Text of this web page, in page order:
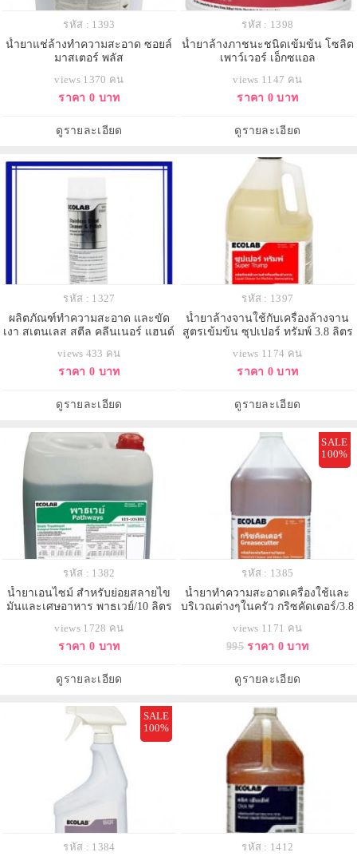
รหัส : 1393
น้ำยาแช่ล้างทำความสะอาด ซอยล์
มาสเตอร์ พลัส
views 1370 คน
ราคา 0 บาท
ดูรายละเอียด
รหัส : 1398
น้ำยาล้างภาชนะชนิดเข้มข้น โซลิต
เพาว์เวอร์ เอ็กซแอล
views 1147 คน
ราคา 0 บาท
ดูรายละเอียด
รหัส : 1327
ผลิตภัณฑ์ทำความสะอาด และขัด
เงา สเตนเลส สตีล คลีนเนอร์ แฮนด์
views 433 คน
ราคา 0 บาท
ดูรายละเอียด
รหัส : 1397
น้ำยาล้างจานใช้กับเครื่องล้างจาน
สูตรเข้มข้น ซุปเปอร์ ทรัมพ์ 3.8 ลิตร
views 1174 คน
ราคา 0 บาท
ดูรายละเอียด
รหัส : 1382
น้ำยาเอนไซม์ สำหรับย่อยสลายไข
มันและเศษอาหาร พาธเวย์/10 ลิตร
views 1728 คน
ราคา 0 บาท
ดูรายละเอียด
SALE
100%
รหัส : 1385
น้ำยาทำความสะอาดเครื่องใช้และ
บริเวณต่างๆในครัว กริซคัดเตอร์/3.8
views 1171 คน
995 ราคา 0 บาท
ดูรายละเอียด
SALE
100%
รหัส : 1384
รหัส : 1412